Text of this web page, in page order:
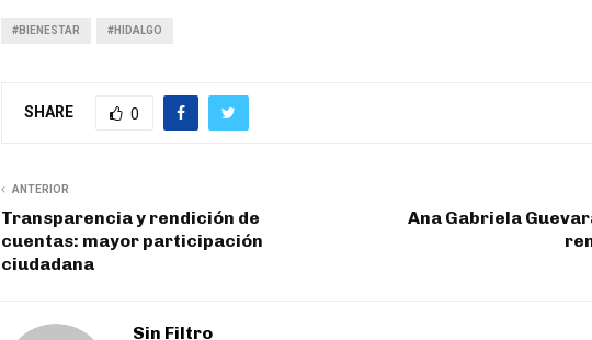
#BIENESTAR #HIDALGO
SHARE 0
ANTERIOR
Transparencia y rendición de
cuentas: mayor participación
ciudadana
Ana Gabriela
Sin Filtro